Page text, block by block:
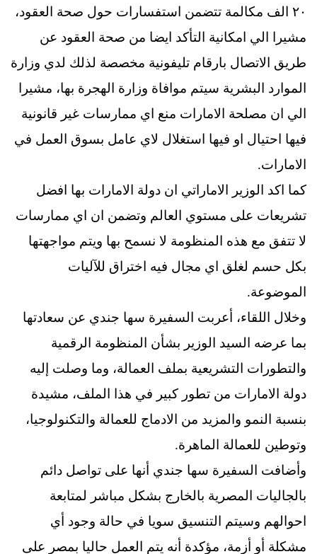
٢٠ الف مكالمة تتضمن استفسارات حول صحة العقود،
مشيرا الي امكانية التأكد ايضا من صحة العقود عن
طريق الاتصال بارقام تليفونية مخصصة لذلك لدي وزارة
الموارد البشرية سيتم موافاة وزارة الهجرة بها، مشيرا
الي ان مصلحة الامارات منع اي ممارسات غير قانونية
فيها احتيال او فيها استغلال لاي عامل بسوق العمل في
الامارات.
كما اكد الوزير الاماراتي ان دولة الامارات بها افضل
تشريعات على مستوي العالم وتضمن ان اي ممارسات
لا تتفق مع هذه المنظومة لا نسمح بها ويتم مواجهتها
بكل حسم لغلق اي مجال فيه اختراق للآليات
الموضوعة.
وخلال اللقاء، أعربت السفيرة سها جندي عن سعادتها
بما عرضه السيد الوزير بشأن المنظومة الرقمية
والتطورات التشريعية بملف العمالة، وما وصلت إليه
دولة الامارات من تطور كبير في هذا الملف، مشيدة
بنسبة النمو والمزيد من الادماج للعمالة والتكنولوجيا،
وتوطين للعمالة الماهرة.
وأضافت السفيرة سها جندي أنها على تواصل دائم
بالجاليات المصرية بالخارج بشكل مباشر لمتابعة
احوالهم وسيتم التنسيق سويا في حالة وجود أي
مشكلة أو أزمة، مؤكدة أنه يتم العمل حاليا بمصر على